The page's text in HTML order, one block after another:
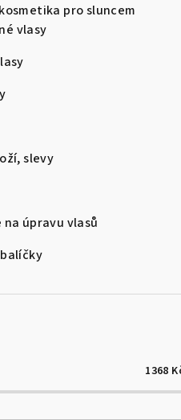
pro sluncem
vlasy
slevy
úpravu vlasů
1368